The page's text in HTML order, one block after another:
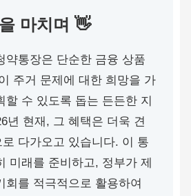
마치며 👋
약통장은 단순한 금융 상품
주거 문제에 대한 희망을 가
할 수 있도록 돕는 든든한 지
년 현재, 그 혜택은 더욱 견
다가오고 있습니다. 이 통
미래를 준비하고, 정부가 제
회를 적극적으로 활용하여